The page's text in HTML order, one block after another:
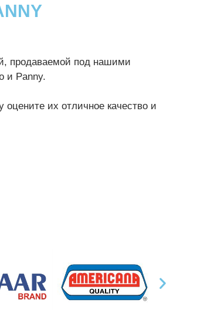
продаваемой под нашими
и Panny.
их отличное качество и